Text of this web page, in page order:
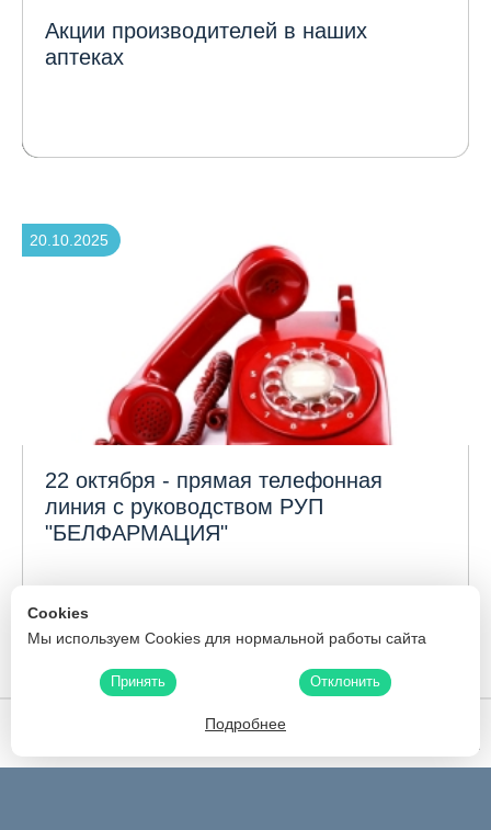
Акции производителей в наших
аптеках
22 октября - прямая телефонная
линия с руководством РУП
"БЕЛФАРМАЦИЯ"
20.10.2025
1
35 36 37 38 39 241
Cookies
Мы используем Cookies для нормальной работы сайта
Принять Отклонить
Подробнее